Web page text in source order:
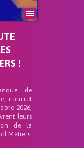
!
de
concret
2026,
leurs
de la
Métiers.